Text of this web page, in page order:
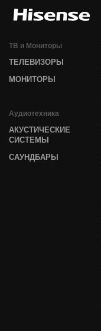
ТВ и Мониторы
ТЕЛЕВИЗОРЫ
МОНИТОРЫ
Аудиотехника
АКУСТИЧЕСКИЕ
СИСТЕМЫ
САУНДБАРЫ